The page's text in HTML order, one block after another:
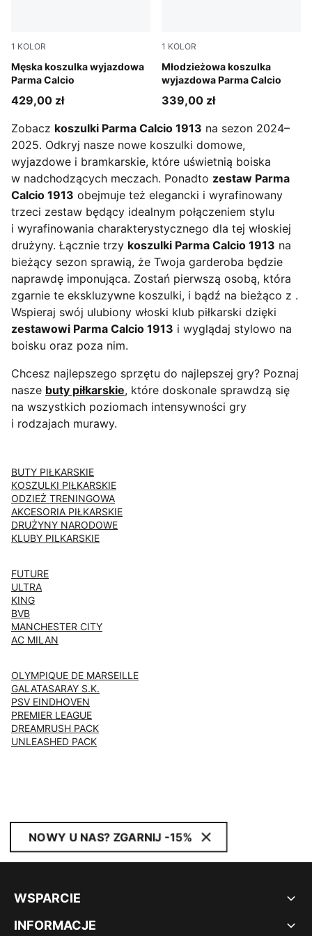
1 KOLOR
Męska koszulka wyjazdowa
Parma Calcio
Faster Yellow-Clyde Royal
429,00 zł
1 KOLOR
Młodzieżowa koszulka
wyjazdowa Parma Calcio
Faster Yellow-Clyde Royal
339,00 zł
Zobacz koszulki Parma Calcio 1913 na sezon 2024–
2025. Odkryj nasze nowe koszulki domowe,
wyjazdowe i bramkarskie, które uświetnią boiska
w nadchodzących meczach. Ponadto zestaw Parma
Calcio 1913 obejmuje też elegancki i wyrafinowany
trzeci zestaw będący idealnym połączeniem stylu
i wyrafinowania charakterystycznego dla tej włoskiej
drużyny. Łącznie trzy koszulki Parma Calcio 1913 na
bieżący sezon sprawią, że Twoja garderoba będzie
naprawdę imponująca. Zostań pierwszą osobą, która
zgarnie te ekskluzywne koszulki, i bądź na bieżąco z .
Wspieraj swój ulubiony włoski klub piłkarski dzięki
zestawowi Parma Calcio 1913 i wyglądaj stylowo na
boisku oraz poza nim.
Chcesz najlepszego sprzętu do najlepszej gry? Poznaj
nasze buty piłkarskie, które doskonale sprawdzą się
na wszystkich poziomach intensywności gry
i rodzajach murawy.
BUTY PIŁKARSKIE
KOSZULKI PIŁKARSKIE
ODZIEŻ TRENINGOWA
AKCESORIA PIŁKARSKIE
DRUŻYNY NARODOWE
KLUBY PILKARSKIE
FUTURE
ULTRA
KING
BVB
MANCHESTER CITY
AC MILAN
OLYMPIQUE DE MARSEILLE
GALATASARAY S.K.
PSV EINDHOVEN
PREMIER LEAGUE
DREAMRUSH PACK
UNLEASHED PACK
NOWY U NAS? ZGARNIJ -15%
WSPARCIE
INFORMACJE